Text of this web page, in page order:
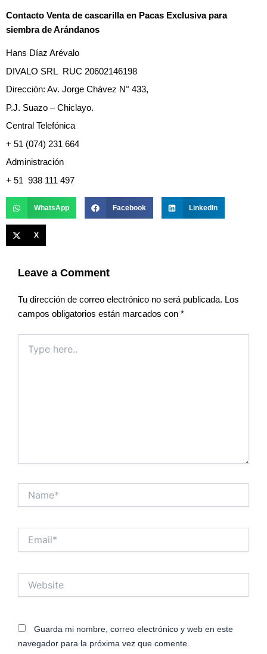
Contacto Venta de cascarilla en Pacas Exclusiva para
siembra de Arándanos
Hans Díaz Arévalo
DIVALO SRL RUC 20602146198
Dirección: Av. Jorge Chávez N° 433,
P.J. Suazo – Chiclayo.
Central Telefónica
+ 51 (074) 231 664
Administración
+ 51 938 111 497
WhatsApp Facebook LinkedIn
X
Leave a Comment
Tu dirección de correo electrónico no será publicada. Los
campos obligatorios están marcados con *
here..
Guarda mi nombre, correo electrónico y web en este
navegador para la próxima vez que comente.